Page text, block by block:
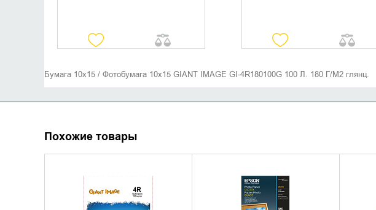
Бумага 10х15 / Фотобумага 10х15 GIANT IMAGE GI-4R180100G 100 Л. 180 Г/М2 глянц.
Похожие товары
УТОЧНИТЬ НАЛИЧИЕ УТОЧНИТЬ НАЛИЧИЕ